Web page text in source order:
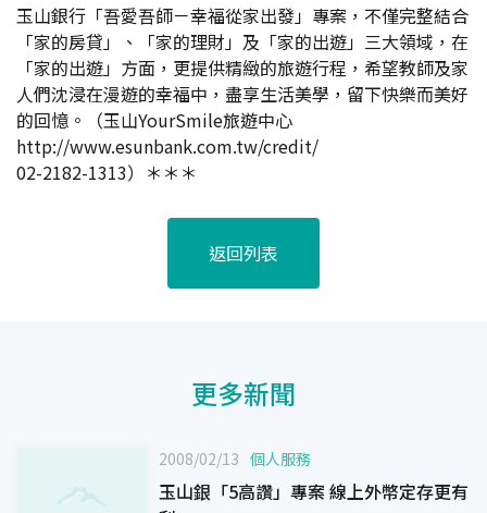
玉山銀行「吾愛吾師－幸福從家出發」專案，不僅完整結合
「家的房貸」、「家的理財」及「家的出遊」三大領域，在
「家的出遊」方面，更提供精緻的旅遊行程，希望教師及家
人們沈浸在漫遊的幸福中，盡享生活美學，留下快樂而美好
的回憶。（玉山YourSmile旅遊中心
http://www.esunbank.com.tw/credit/
02-2182-1313）＊＊＊
返回列表
更多新聞
2008/02/13 個人服務
玉山銀「5高讚」專案 線上外幣定存更有